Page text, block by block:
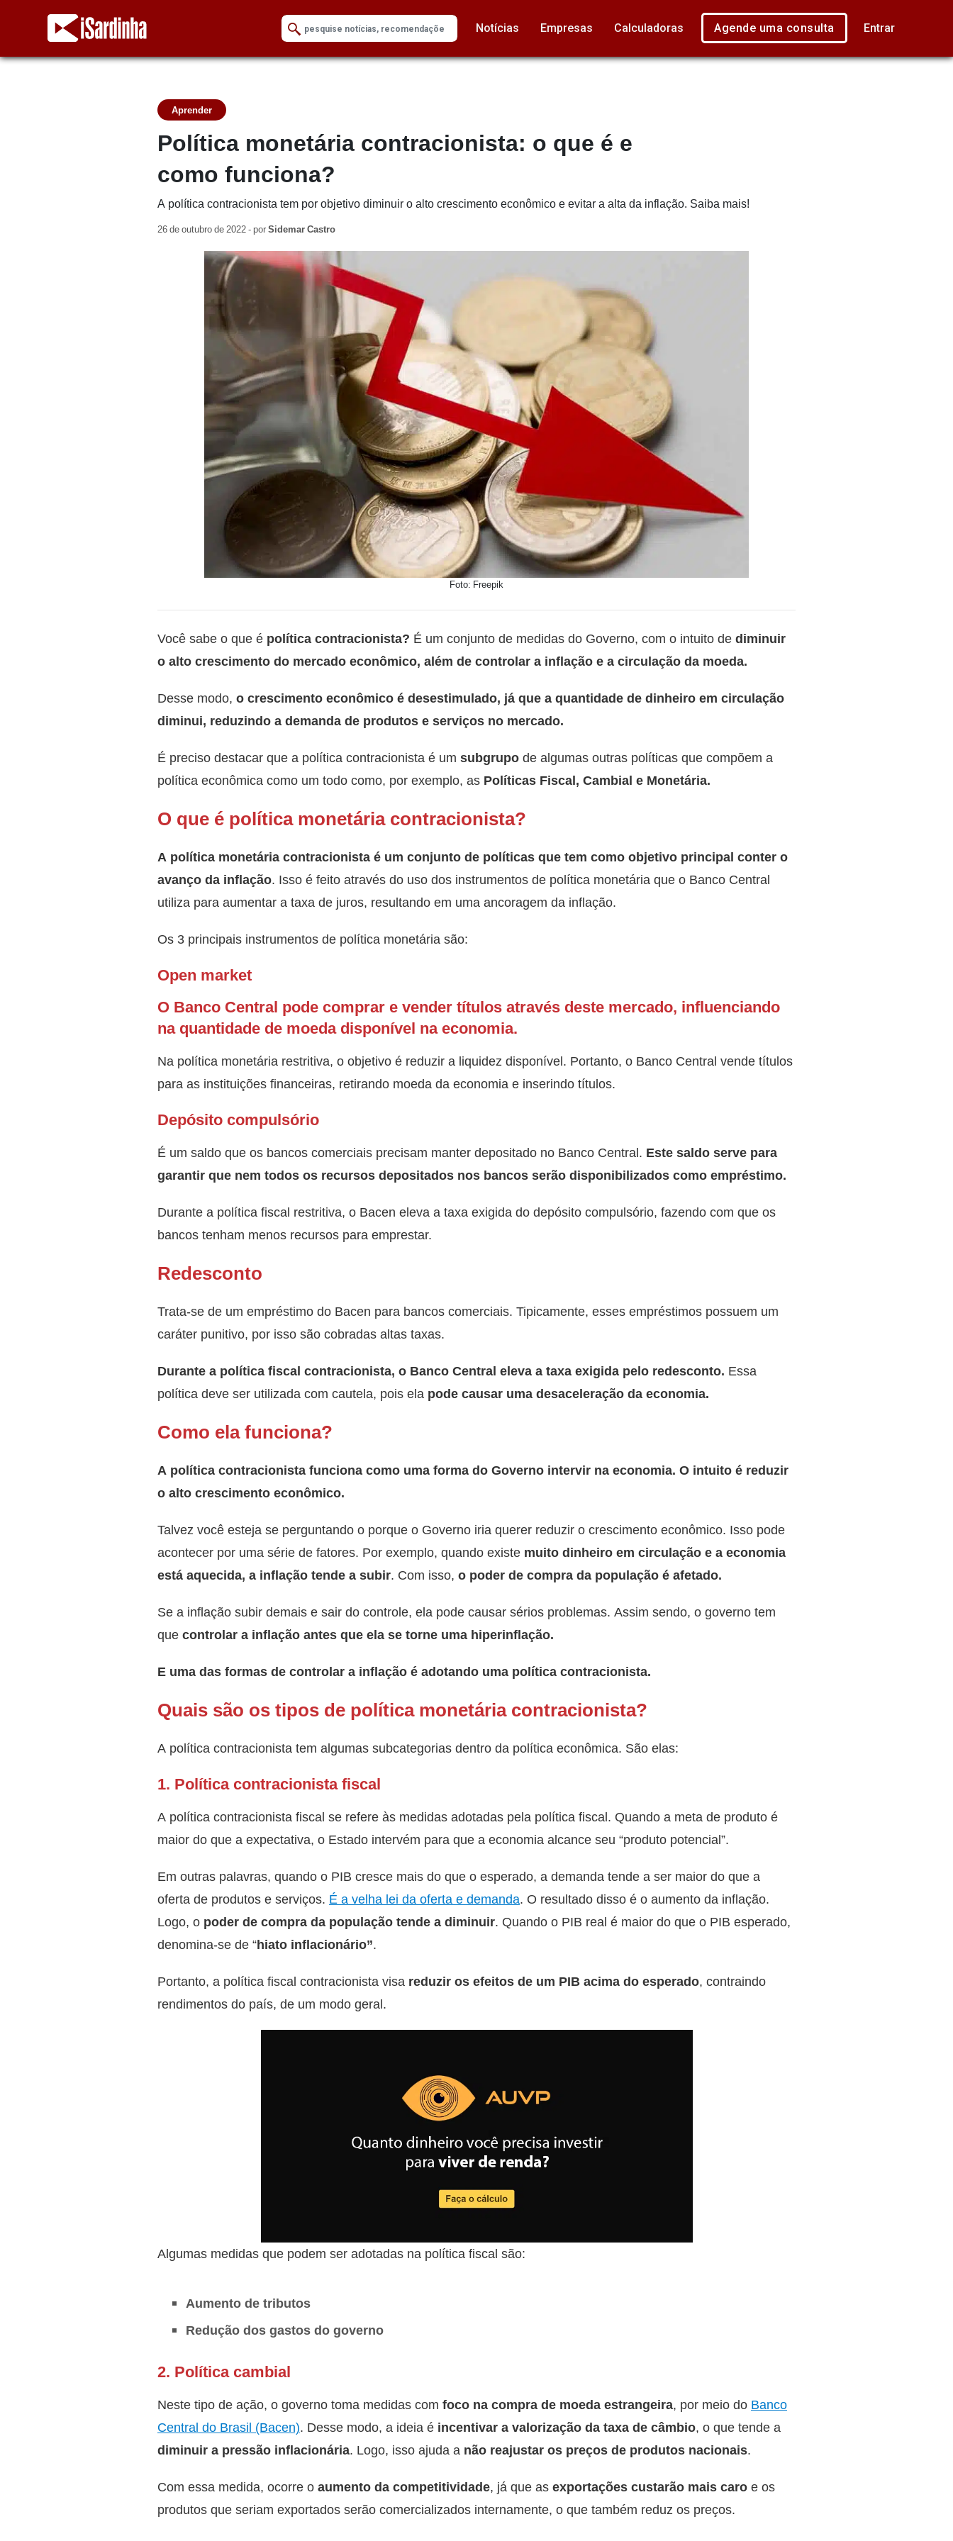
Notícias Empresas Calculadoras Agende uma consulta Entrar
Aprender
Política monetária contracionista: o que é e
como funciona?
A política contracionista tem por objetivo diminuir o alto crescimento econômico e evitar a alta da inflação. Saiba mais!
26 de outubro de 2022 - porSidemar Castro
Foto: Freepik
Você sabe o que é política contracionista? É um conjunto de medidas do Governo, com o intuito de diminuir
o alto crescimento do mercado econômico, além de controlar a inflação e a circulação da moeda.
Desse modo, o crescimento econômico é desestimulado, já que a quantidade de dinheiro em circulação
diminui, reduzindo a demanda de produtos e serviços no mercado.
É preciso destacar que a política contracionista é um subgrupo de algumas outras políticas que compõem a
política econômica como um todo como, por exemplo, as Políticas Fiscal, Cambial e Monetária.
O que é política monetária contracionista?
A política monetária contracionista é um conjunto de políticas que tem como objetivo principal conter o
avanço da inflação. Isso é feito através do uso dos instrumentos de política monetária que o Banco Central
utiliza para aumentar a taxa de juros, resultando em uma ancoragem da inflação.
Os 3 principais instrumentos de política monetária são:
Open market
O Banco Central pode comprar e vender títulos através deste mercado, influenciando
na quantidade de moeda disponível na economia.
Na política monetária restritiva, o objetivo é reduzir a liquidez disponível. Portanto, o Banco Central vende títulos
para as instituições financeiras, retirando moeda da economia e inserindo títulos.
Depósito compulsório
É um saldo que os bancos comerciais precisam manter depositado no Banco Central. Este saldo serve para
garantir que nem todos os recursos depositados nos bancos serão disponibilizados como empréstimo.
Durante a política fiscal restritiva, o Bacen eleva a taxa exigida do depósito compulsório, fazendo com que os
bancos tenham menos recursos para emprestar.
Redesconto
Trata-se de um empréstimo do Bacen para bancos comerciais. Tipicamente, esses empréstimos possuem um
caráter punitivo, por isso são cobradas altas taxas.
Durante a política fiscal contracionista, o Banco Central eleva a taxa exigida pelo redesconto. Essa
política deve ser utilizada com cautela, pois ela pode causar uma desaceleração da economia.
Como ela funciona?
A política contracionista funciona como uma forma do Governo intervir na economia. O intuito é reduzir
o alto crescimento econômico.
Talvez você esteja se perguntando o porque o Governo iria querer reduzir o crescimento econômico. Isso pode
acontecer por uma série de fatores. Por exemplo, quando existe muito dinheiro em circulação e a economia
está aquecida, a inflação tende a subir. Com isso, o poder de compra da população é afetado.
Se a inflação subir demais e sair do controle, ela pode causar sérios problemas. Assim sendo, o governo tem
que controlar a inflação antes que ela se torne uma hiperinflação.
E uma das formas de controlar a inflação é adotando uma política contracionista.
Quais são os tipos de política monetária contracionista?
A política contracionista tem algumas subcategorias dentro da política econômica. São elas:
1. Política contracionista fiscal
A política contracionista fiscal se refere às medidas adotadas pela política fiscal. Quando a meta de produto é
maior do que a expectativa, o Estado intervém para que a economia alcance seu “produto potencial”.
Em outras palavras, quando o PIB cresce mais do que o esperado, a demanda tende a ser maior do que a
oferta de produtos e serviços. É a velha lei da oferta e demanda. O resultado disso é o aumento da inflação.
Logo, o poder de compra da população tende a diminuir. Quando o PIB real é maior do que o PIB esperado,
denomina-se de “hiato inflacionário”.
Portanto, a política fiscal contracionista visa reduzir os efeitos de um PIB acima do esperado, contraindo
rendimentos do país, de um modo geral.
Algumas medidas que podem ser adotadas na política fiscal são:
Aumento de tributos
Redução dos gastos do governo
2. Política cambial
Neste tipo de ação, o governo toma medidas com foco na compra de moeda estrangeira, por meio do Banco
Central do Brasil (Bacen). Desse modo, a ideia é incentivar a valorização da taxa de câmbio, o que tende a
diminuir a pressão inflacionária. Logo, isso ajuda a não reajustar os preços de produtos nacionais.
Com essa medida, ocorre o aumento da competitividade, já que as exportações custarão mais caro e os
produtos que seriam exportados serão comercializados internamente, o que também reduz os preços.